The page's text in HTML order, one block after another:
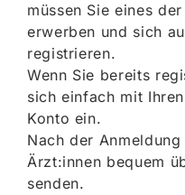
müssen Sie eines
erwerben und sich
registrieren.
Wenn Sie bereits
sich einfach mit
Konto ein.
Nach der
Ärzt:innen bequem
senden.